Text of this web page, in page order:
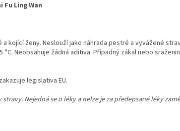
Ling Wan
kojící ženy. Neslouží jako náhrada pestré a vyvážené
Neobsahuje žádná aditiva. Případný zákal nebo
legislativa EU.
Nejedná se o léky a nelze je za předepsané léky